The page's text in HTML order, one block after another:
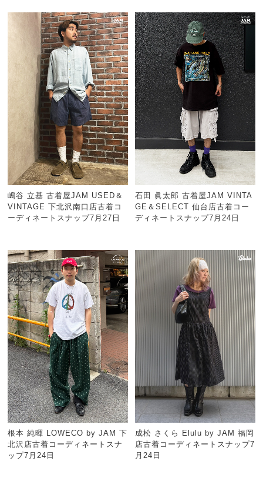
嶋谷 立基 古着屋JAM USED＆
VINTAGE 下北沢南口店古着コ
ーディネートスナップ7月27日
石田 眞太郎 古着屋JAM VINTA
GE＆SELECT 仙台店古着コー
ディネートスナップ7月24日
根本 純暉 LOWECO by JAM 下
北沢店古着コーディネートスナ
ップ7月24日
成松 さくら Elulu by JAM 福岡
店古着コーディネートスナップ7
月24日